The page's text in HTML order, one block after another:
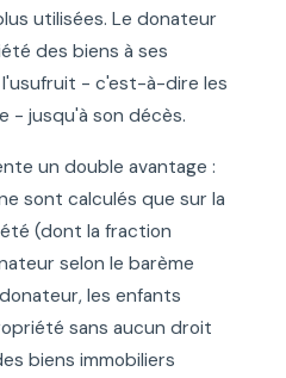
utilisées. Le donateur
des biens à ses
- c'est-à-dire les
- jusqu'à son décès.
un double avantage :
sont calculés que sur la
(dont la fraction
selon le barème
les enfants
sans aucun droit
biens immobiliers